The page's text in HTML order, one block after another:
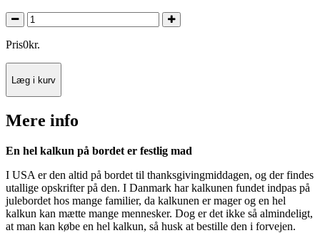
Pris0kr.
Læg i kurv
Mere info
En hel kalkun på bordet er festlig mad
I USA er den altid på bordet til thanksgivingmiddagen, og der findes
utallige opskrifter på den. I Danmark har kalkunen fundet indpas på
julebordet hos mange familier, da kalkunen er mager og en hel
kalkun kan mætte mange mennesker. Dog er det ikke så almindeligt,
at man kan købe en hel kalkun, så husk at bestille den i forvejen.